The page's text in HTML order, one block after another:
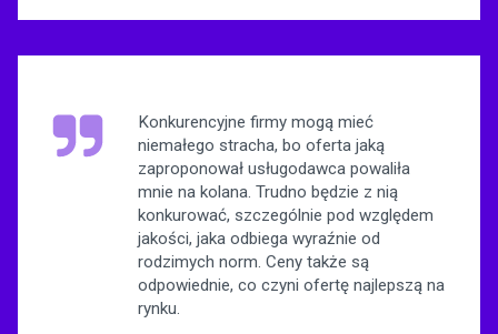
Konkurencyjne firmy mogą mieć
niemałego stracha, bo oferta jaką
zaproponował usługodawca powaliła
mnie na kolana. Trudno będzie z nią
konkurować, szczególnie pod względem
jakości, jaka odbiega wyraźnie od
rodzimych norm. Ceny także są
odpowiednie, co czyni ofertę najlepszą na
rynku.